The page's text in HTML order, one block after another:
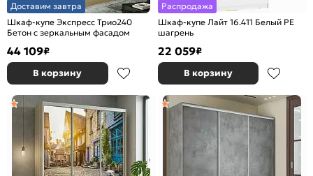
Доставим завтра
Шкаф-купе Экспресс Трио240
Бетон с зеркальным фасадом
44 109₽
В корзину
Распродажа
Шкаф-купе Лайт 16.411 Белый PE
шагрень
22 059₽
В корзину